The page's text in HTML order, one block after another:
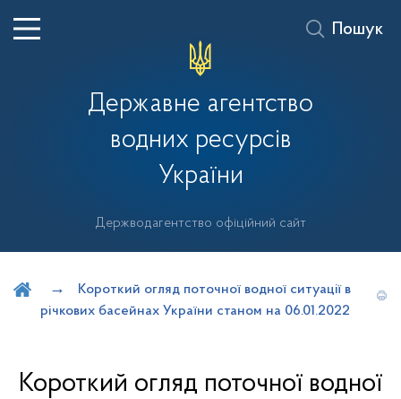
Державне агентство
водних ресурсів
України
Держводагентство офіційний сайт
Пошук
Короткий огляд поточної водної ситуації в
річкових басейнах України станом на 06.01.2022
Короткий огляд поточної водної